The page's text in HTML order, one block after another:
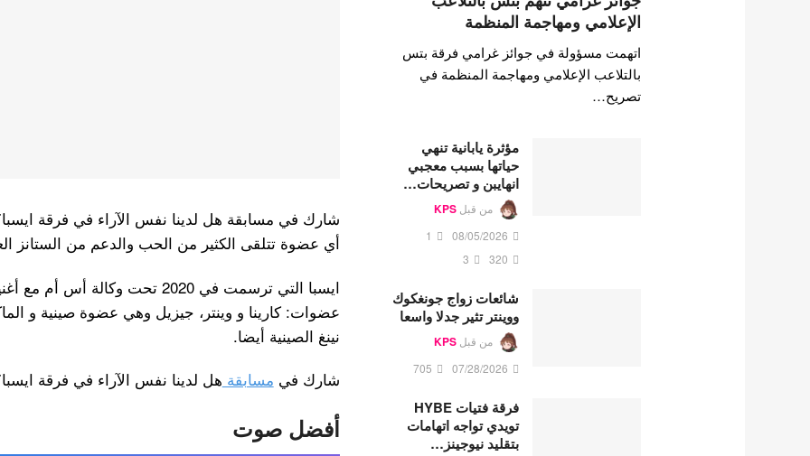
شارك في مسابقة هل لدينا نفس الآراء في فرقة ايسبا؟
أي عضوة تتلقى الكثير من الحب والدعم من الستانز
عضوات: كارينا و وينتر، جيزيل وهي عضوة صينية و
نينغ الصينية أيضا.
شارك في مسابقة هل لدينا نفس الآراء في فرقة
أفضل صوت
الإعلامي ومهاجمة المنظمة
اتهمت مسؤولة في جوائز غرامي فرقة بتس
بالتلاعب الإعلامي ومهاجمة المنظمة في
تصريح…
مؤثرة يابانية تنهي
حياتها بسبب معجبي
انهايبن و تصريحات…
من قبل KPS
08/05/2026
1
320
3
شائعات زواج جونغكوك
ووينتر تثير جدلا واسعا
من قبل KPS
07/28/2026
705
فرقة فتيات HYBE
تويدي تواجه اتهامات
بتقليد نيوجينز…